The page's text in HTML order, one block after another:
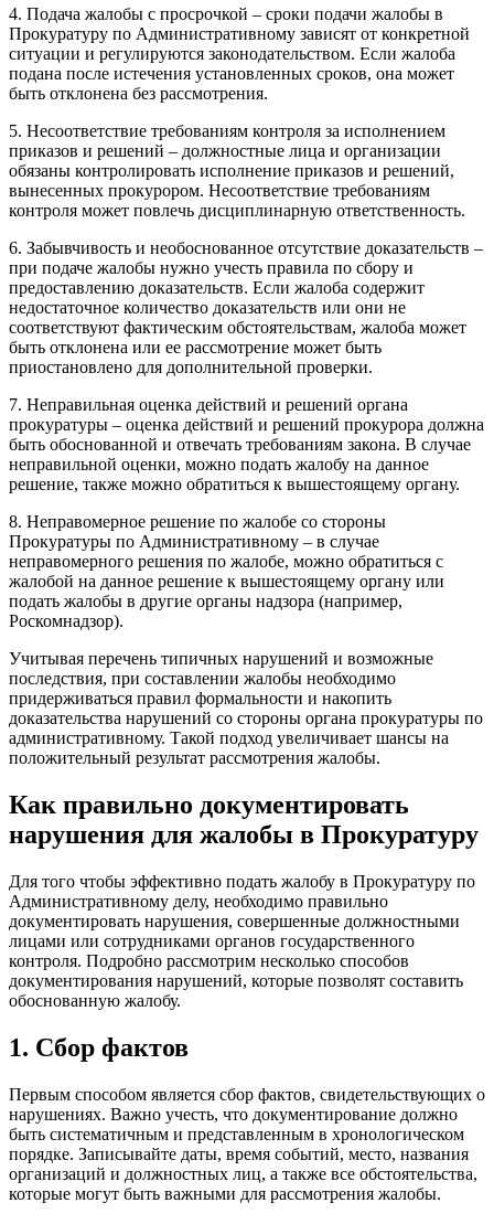
4. Подача жалобы с просрочкой – сроки подачи жалобы в
Прокуратуру по Административному зависят от конкретной
ситуации и регулируются законодательством. Если жалоба
подана после истечения установленных сроков, она может
быть отклонена без рассмотрения.
5. Несоответствие требованиям контроля за исполнением
приказов и решений – должностные лица и организации
обязаны контролировать исполнение приказов и решений,
вынесенных прокурором. Несоответствие требованиям
контроля может повлечь дисциплинарную ответственность.
6. Забывчивость и необоснованное отсутствие доказательств –
при подаче жалобы нужно учесть правила по сбору и
предоставлению доказательств. Если жалоба содержит
недостаточное количество доказательств или они не
соответствуют фактическим обстоятельствам, жалоба может
быть отклонена или ее рассмотрение может быть
приостановлено для дополнительной проверки.
7. Неправильная оценка действий и решений органа
прокуратуры – оценка действий и решений прокурора должна
быть обоснованной и отвечать требованиям закона. В случае
неправильной оценки, можно подать жалобу на данное
решение, также можно обратиться к вышестоящему органу.
8. Неправомерное решение по жалобе со стороны
Прокуратуры по Административному – в случае
неправомерного решения по жалобе, можно обратиться с
жалобой на данное решение к вышестоящему органу или
подать жалобы в другие органы надзора (например,
Роскомнадзор).
Учитывая перечень типичных нарушений и возможные
последствия, при составлении жалобы необходимо
придерживаться правил формальности и накопить
доказательства нарушений со стороны органа прокуратуры по
административному. Такой подход увеличивает шансы на
положительный результат рассмотрения жалобы.
Как правильно документировать
нарушения для жалобы в Прокуратуру
Для того чтобы эффективно подать жалобу в Прокуратуру по
Административному делу, необходимо правильно
документировать нарушения, совершенные должностными
лицами или сотрудниками органов государственного
контроля. Подробно рассмотрим несколько способов
документирования нарушений, которые позволят составить
обоснованную жалобу.
1. Сбор фактов
Первым способом является сбор фактов, свидетельствующих о
нарушениях. Важно учесть, что документирование должно
быть систематичным и представленным в хронологическом
порядке. Записывайте даты, время событий, место, названия
организаций и должностных лиц, а также все обстоятельства,
которые могут быть важными для рассмотрения жалобы.